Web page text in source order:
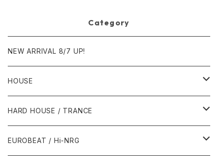
Category
NEW ARRIVAL 8/7 UP!
HOUSE
1980年代
1987年・以前
1990年代
HARD HOUSE / TRANCE
1990年代
EUROBEAT / Hi-NRG